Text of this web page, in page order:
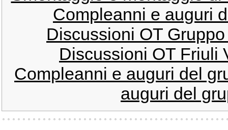
Compleanni e auguri
Discussioni OT
Discussioni OT Friuli
Compleanni e auguri del
auguri del